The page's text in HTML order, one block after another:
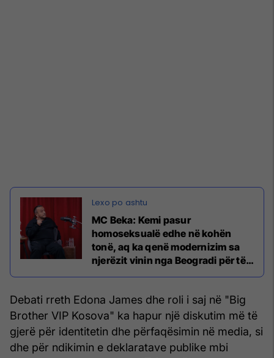
MC Beka: Kemi pasur
homoseksualë edhe në kohën
tonë, aq ka qenë modernizim sa
njerëzit vinin nga Beogradi për të
dëgjuar muzikë
Debati rreth Edona James dhe roli i saj në "Big
Brother VIP Kosova" ka hapur një diskutim më të
gjerë për identitetin dhe përfaqësimin në media, si
dhe për ndikimin e deklaratave publike mbi